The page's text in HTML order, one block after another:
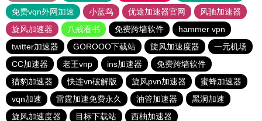
免费vqn外网加速
小蓝鸟 优途加速器官网
风驰加速器
旋风加速器
八戒看书 免费跨墙软件
hammer vpn
twitter加速器
GOROOO下载站 旋风加速度器
一元机场
CC加速器
老王vnp ins加速器
免费跨墙软件
猎豹加速器
快连vn破解版 旋风pvn加速器
蜜蜂加速器
vqn加速
雷霆加速免费永久 油管加速器
黑洞加速
旋风加速度器
目标下载站 西柚加速器